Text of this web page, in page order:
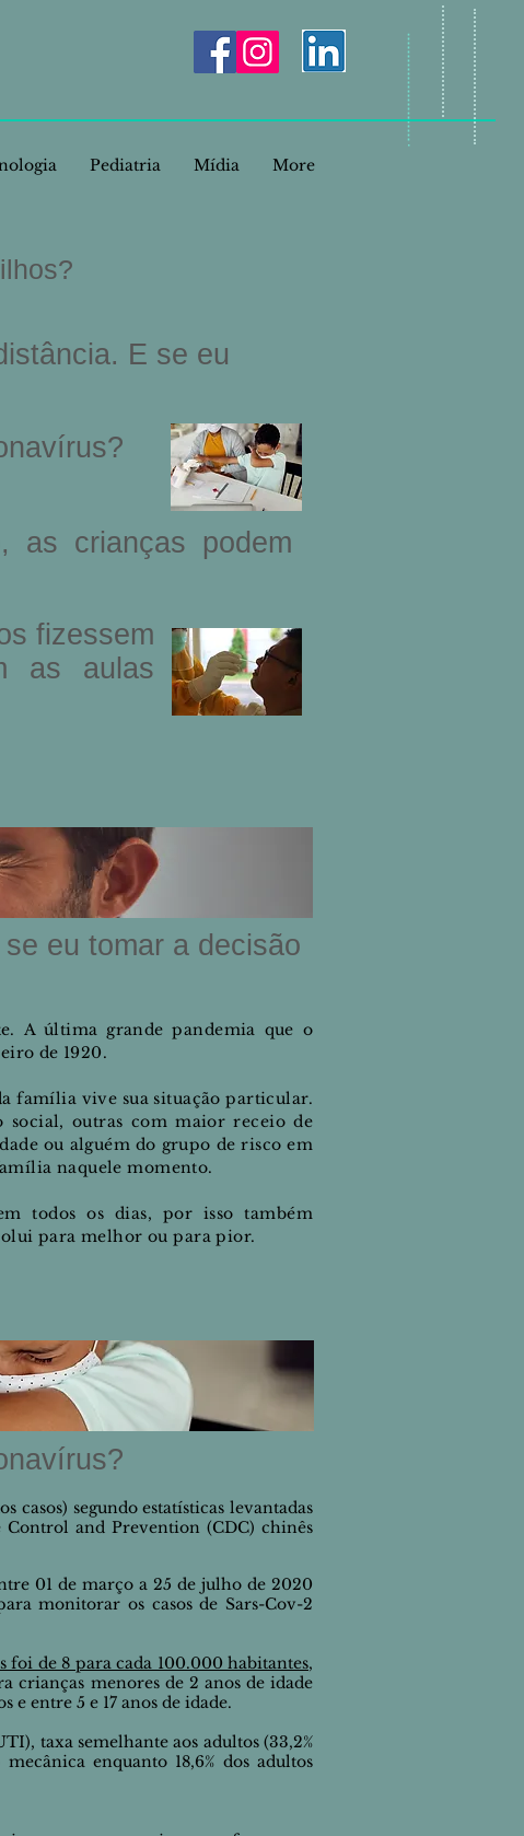
Pediatria Mídia More
E se eu
as crianças podem
fizessem
as aulas
eu tomar a decisão
A última grande pandemia que o
de 1920.
família vive sua situação particular.
social, outras com maior receio de
ou alguém do grupo de risco em
naquelemomento.
todos os dias, por isso também
para melhor ou para pior.
casos) segundo estatísticas levantadas
Control and Prevention (CDC) chinês
01 de março a 25 de julho de 2020
monitorar os casos de Sars-Cov-2
foi de 8 para cada 100.000 habitantes,
crianças menores de 2 anos de idade
entre 5 e 17 anos de idade.
taxa semelhante aos adultos (33,2%
mecânica enquanto 18,6% dos adultos